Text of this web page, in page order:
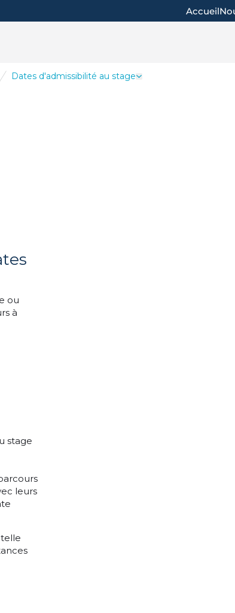
Accueil
le tiroir Engager une ou un stagiaire
Dates d'admissibilité au stage Ouvrir le tiroir Dates
ou
à
stage
leurs